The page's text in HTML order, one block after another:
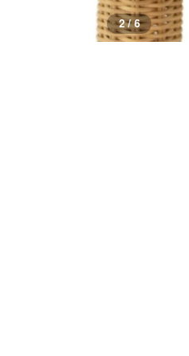
3 / 6